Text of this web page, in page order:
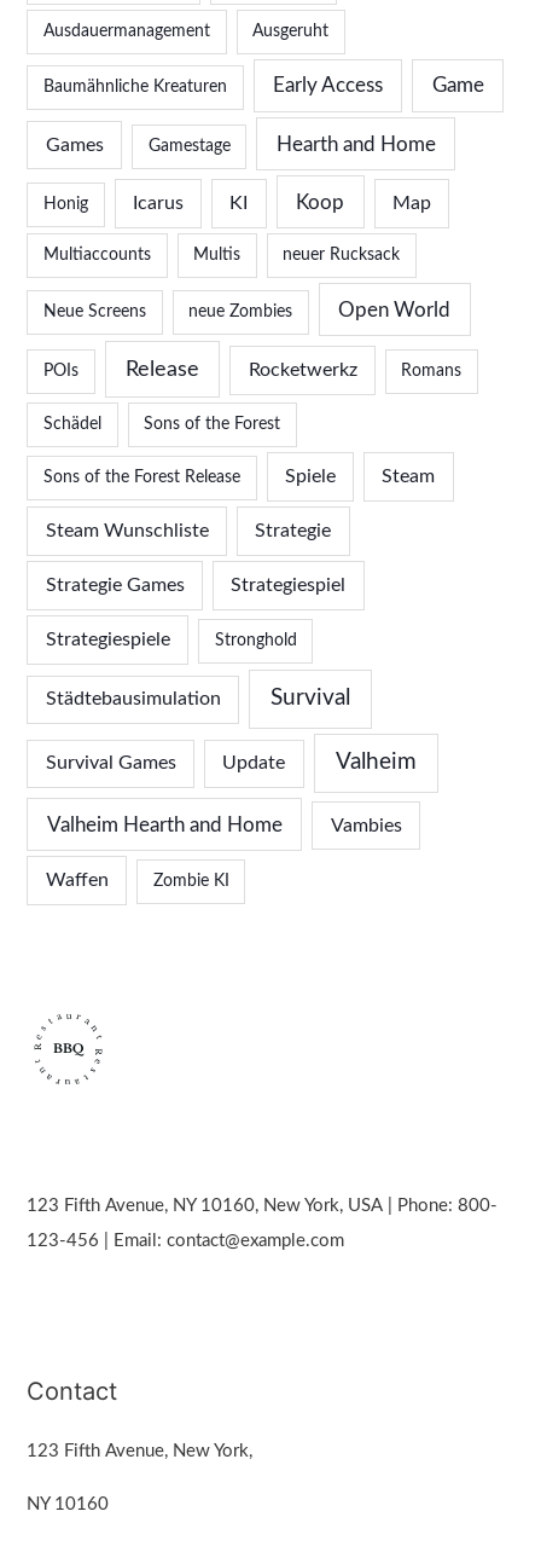
Ausdauermanagement Ausgeruht
Baumähnliche Kreaturen Early Access Game
Games Gamestage Hearth and Home
Honig Icarus KI Koop Map
Multiaccounts Multis neuer Rucksack
Neue Screens neue Zombies Open World
POIs Release Rocketwerkz Romans
Schädel Sons of the Forest
Sons of the Forest Release Spiele Steam
Steam Wunschliste Strategie
Strategie Games Strategiespiel
Strategiespiele Stronghold
Städtebausimulation Survival
Survival Games Update Valheim
Valheim Hearth and Home Vambies
Waffen Zombie KI
123 Fifth Avenue, NY 10160, New York, USA | Phone: 800-
123-456 | Email: contact@example.com
Contact
123 Fifth Avenue, New York,
NY 10160